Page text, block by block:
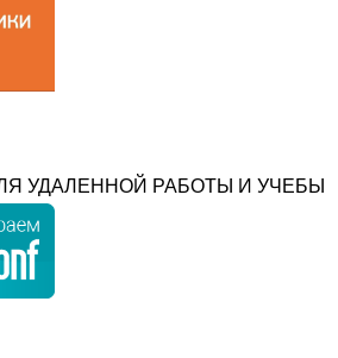
УДАЛЕННОЙ РАБОТЫ И УЧЕБЫ